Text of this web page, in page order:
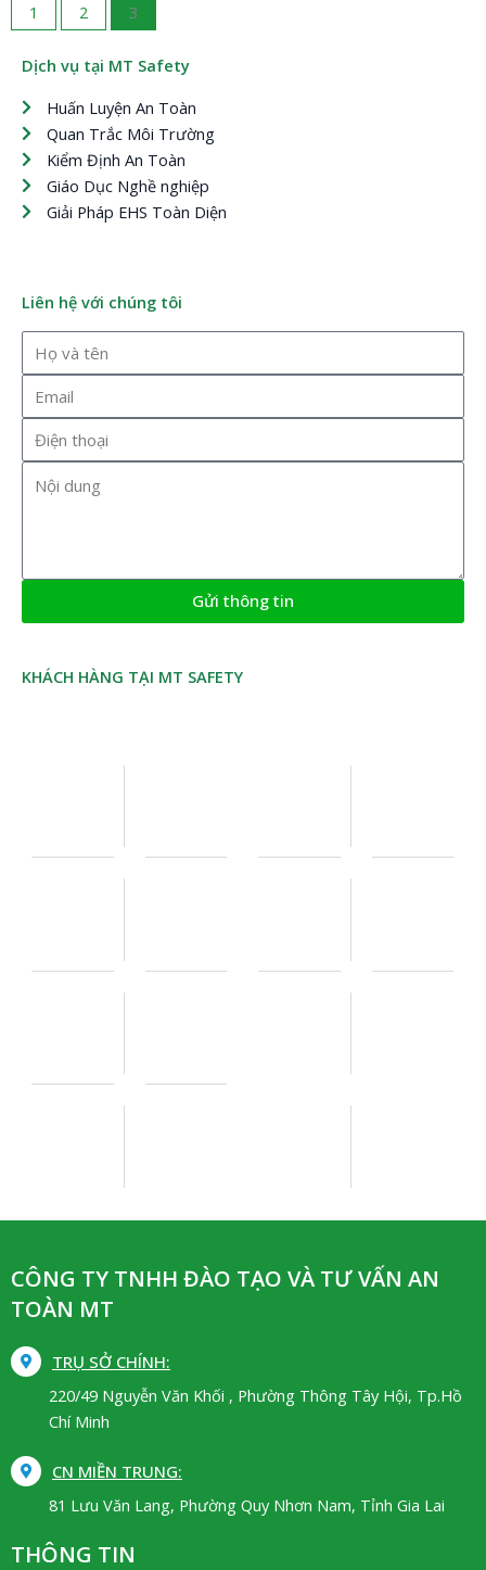
1 2 3
Dịch vụ tại MT Safety
Huấn Luyện An Toàn
Quan Trắc Môi Trường
Kiểm Định An Toàn
Giáo Dục Nghề nghiệp
Giải Pháp EHS Toàn Diện
Liên hệ với chúng tôi
Họ
và
tên
Email
Điện
thoại
dung
Gửi thông tin
KHÁCH HÀNG TẠI MT SAFETY
CÔNG TY TNHH ĐÀO TẠO VÀ TƯ VẤN AN
TOÀN MT
TRỤ SỞ CHÍNH:
220/49 Nguyễn Văn Khối , Phường Thông Tây Hội, Tp.Hồ
Chí Minh
CN MIỀN TRUNG:
81 Lưu Văn Lang, Phường Quy Nhơn Nam, Tỉnh Gia Lai
THÔNG TIN